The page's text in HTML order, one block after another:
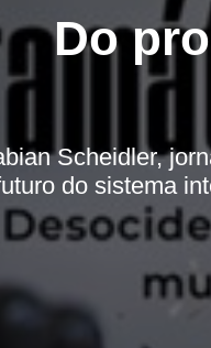
Do
Scheidler,
do sistema